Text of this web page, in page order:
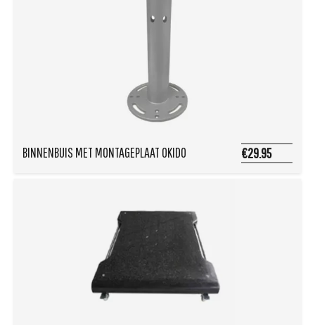
BINNENBUIS MET MONTAGEPLAAT OKIDO €29.95